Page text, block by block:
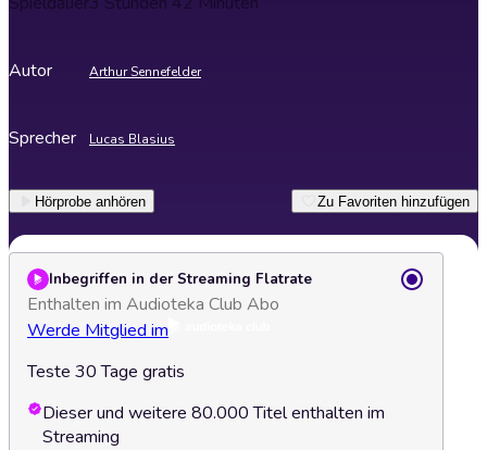
Autor Arthur Sennefelder
Sprecher Lucas Blasius
Hörprobe anhören Zu Favoriten hinzufügen
Inbegriffen in der Streaming Flatrate
Enthalten im Audioteka Club Abo
Werde Mitglied im
Teste 30 Tage gratis
Dieser und weitere 80.000 Titel enthalten im
Streaming